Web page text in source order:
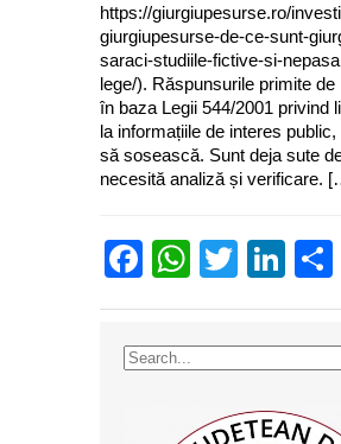
https://giurgiupesurse.ro/
giurgiupesurse-de-ce-sunt-
saraci-studiile-fictive-si-
lege/). Răspunsurile primite de
în baza Legii 544/2001 privind
la informațiile de interes
să sosească. Sunt deja sute
necesită analiză și verificare.
Facebook
Twitter